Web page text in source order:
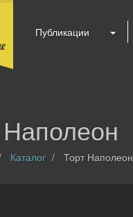
Публикации
Каталог Торт Наполеон